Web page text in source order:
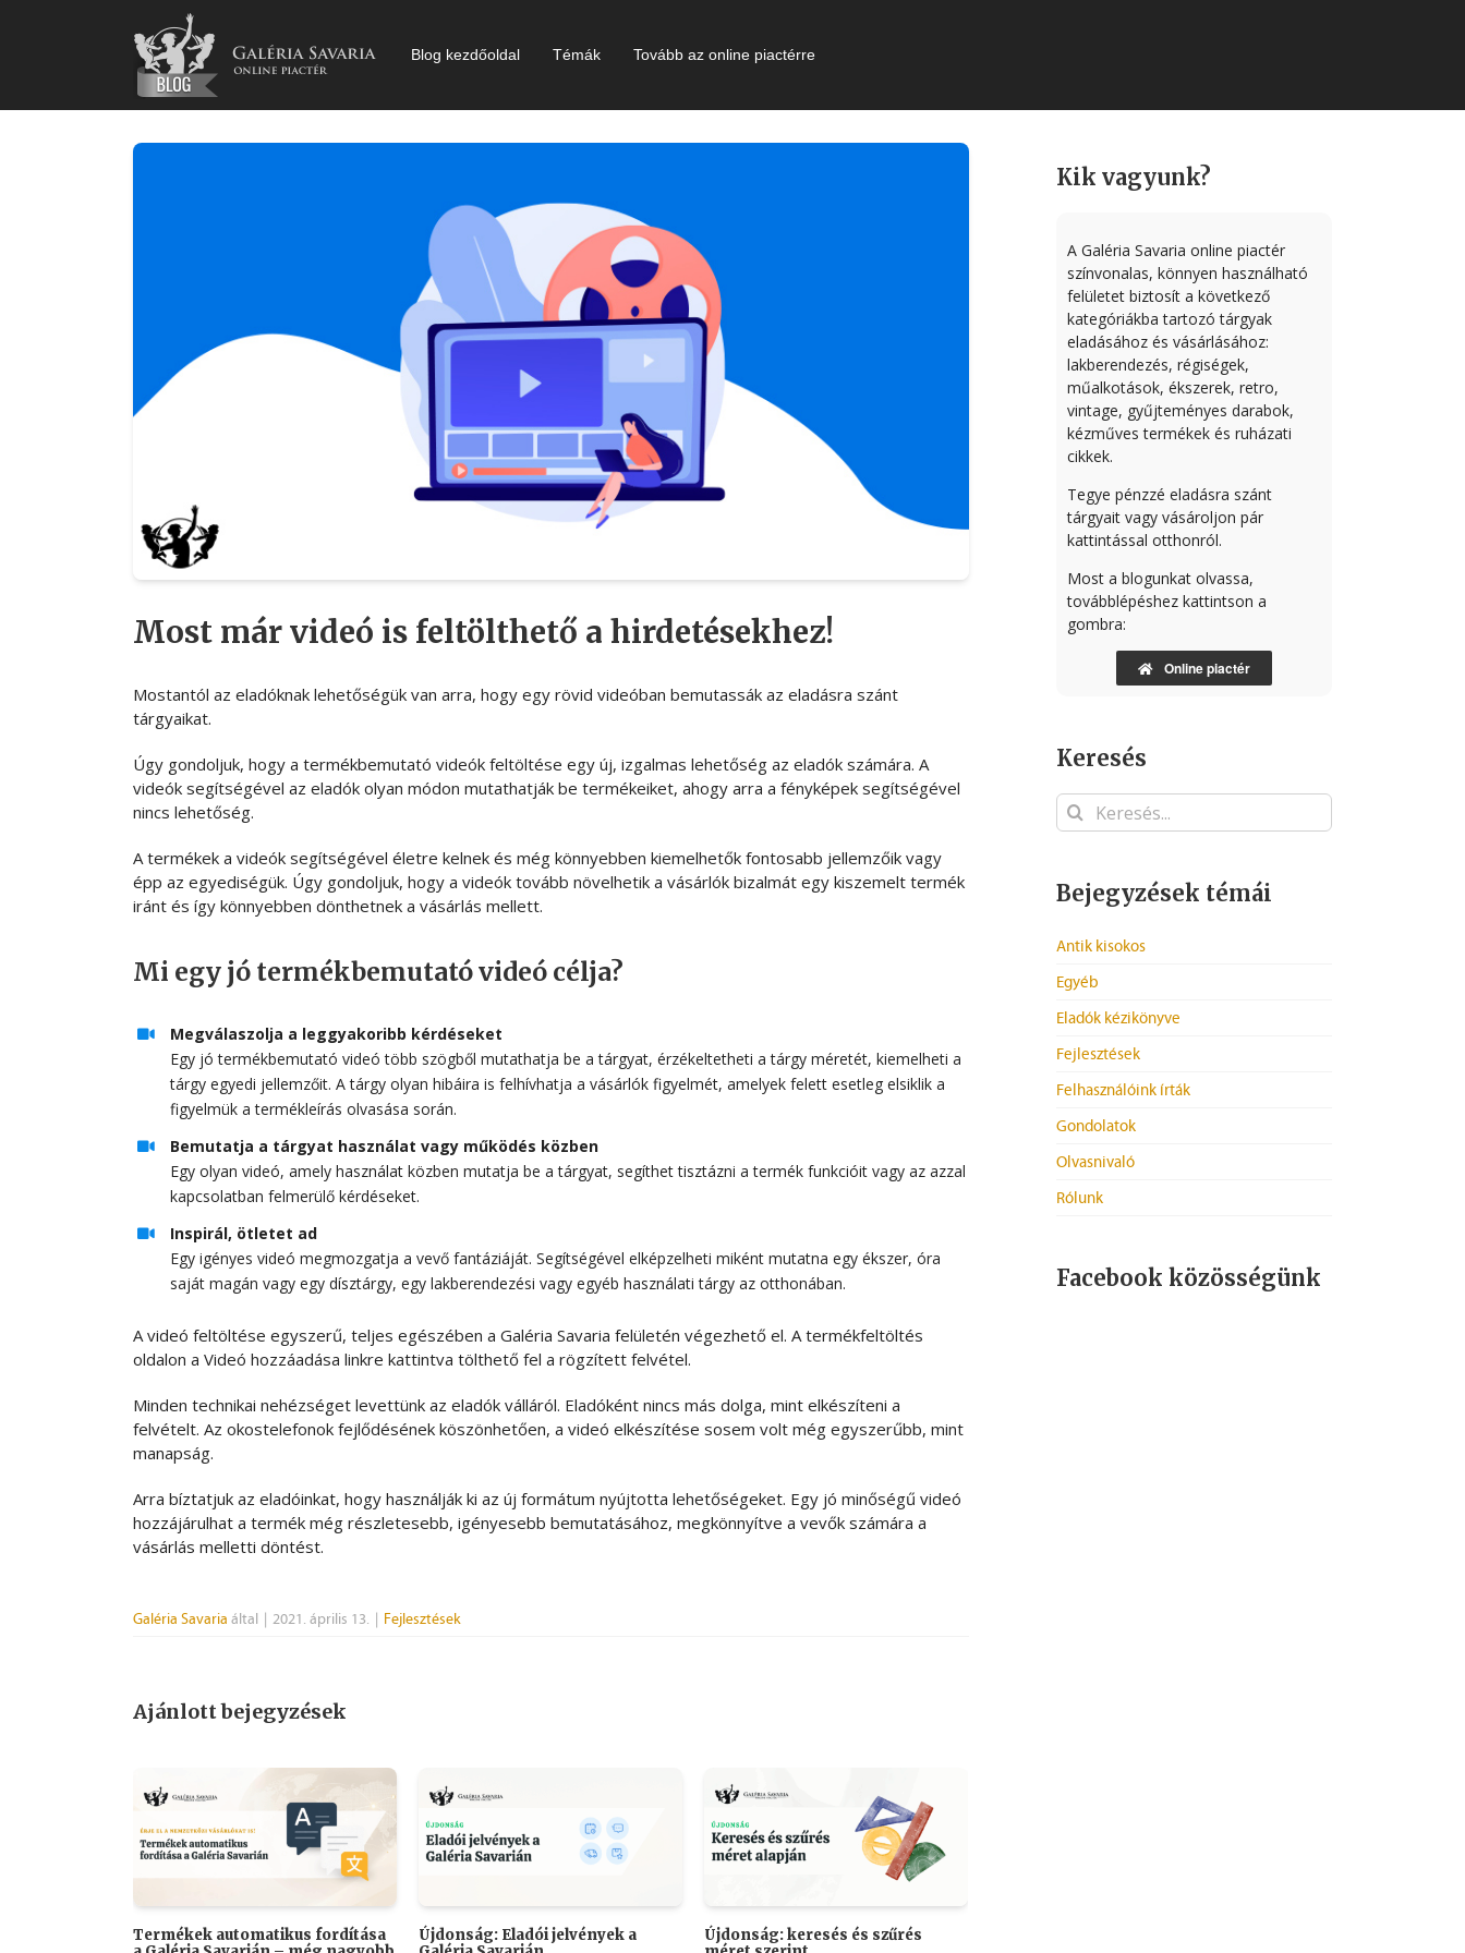
Blog kezdőoldal Témák Tovább az online piactérre
Most már videó is feltölthető a hirdetésekhez!
Mostantól az eladóknak lehetőségük van arra, hogy egy rövid videóban bemutassák az eladásra szánt
tárgyaikat.
Úgy gondoljuk, hogy a termékbemutató videók feltöltése egy új, izgalmas lehetőség az eladók számára. A
videók segítségével az eladók olyan módon mutathatják be termékeiket, ahogy arra a fényképek segítségével
nincs lehetőség.
A termékek a videók segítségével életre kelnek és még könnyebben kiemelhetők fontosabb jellemzőik vagy
épp az egyediségük. Úgy gondoljuk, hogy a videók tovább növelhetik a vásárlók bizalmát egy kiszemelt termék
iránt és így könnyebben dönthetnek a vásárlás mellett.
Mi egy jó termékbemutató videó célja?
Megválaszolja a leggyakoribb kérdéseket
Egy jó termékbemutató videó több szögből mutathatja be a tárgyat, érzékeltetheti a tárgy méretét, kiemelheti a
tárgy egyedi jellemzőit. A tárgy olyan hibáira is felhívhatja a vásárlók figyelmét, amelyek felett esetleg elsiklik a
figyelmük a termékleírás olvasása során.
Bemutatja a tárgyat használat vagy működés közben
Egy olyan videó, amely használat közben mutatja be a tárgyat, segíthet tisztázni a termék funkcióit vagy az azzal
kapcsolatban felmerülő kérdéseket.
Inspirál, ötletet ad
Egy igényes videó megmozgatja a vevő fantáziáját. Segítségével elképzelheti miként mutatna egy ékszer, óra
saját magán vagy egy dísztárgy, egy lakberendezési vagy egyéb használati tárgy az otthonában.
A videó feltöltése egyszerű, teljes egészében a Galéria Savaria felületén végezhető el. A termékfeltöltés
oldalon a Videó hozzáadása linkre kattintva tölthető fel a rögzített felvétel.
Minden technikai nehézséget levettünk az eladók válláról. Eladóként nincs más dolga, mint elkészíteni a
felvételt. Az okostelefonok fejlődésének köszönhetően, a videó elkészítése sosem volt még egyszerűbb, mint
manapság.
Arra bíztatjuk az eladóinkat, hogy használják ki az új formátum nyújtotta lehetőségeket. Egy jó minőségű videó
hozzájárulhat a termék még részletesebb, igényesebb bemutatásához, megkönnyítve a vevők számára a
vásárlás melletti döntést.
Galéria Savaria által | 2021. április 13. | Fejlesztések
Ajánlott bejegyzések
Termékek automatikus fordítása
Újdonság: Eladói jelvények a
Újdonság: keresés és szűrés
Kik vagyunk?
A Galéria Savaria online piactér
színvonalas, könnyen használható
felületet biztosít a következő
kategóriákba tartozó tárgyak
eladásához és vásárlásához:
lakberendezés, régiségek,
műalkotások, ékszerek, retro,
vintage, gyűjteményes darabok,
kézműves termékek és ruházati
cikkek.
Tegye pénzzé eladásra szánt
tárgyait vagy vásároljon pár
kattintással otthonról.
Most a blogunkat olvassa,
továbblépéshez kattintson a
gombra:
Online piactér
Keresés
Keresés...
Bejegyzések témái
Antik kisokos
Egyéb
Eladók kézikönyve
Fejlesztések
Felhasználóink írták
Gondolatok
Olvasnivaló
Rólunk
Facebook közösségünk